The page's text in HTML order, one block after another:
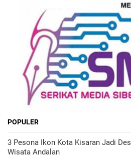
POPULER
3 Pesona Ikon Kota Kisaran Jadi
Wisata Andalan